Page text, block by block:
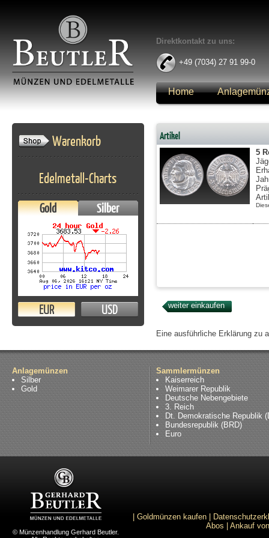
Direktkontakt zu uns:
+49 (7034) 27 91 99-0
Home
Warenkorb
Edelmetall-Charts
Gold Silber
EUR USD
Artikel
5
Eine ausführliche Erklärung zu
Anlagemünzen
Silber
Gold
Sammlermünzen
Kaiserreich
Weimarer Republik
Deutsche Nebengebiete
3. Reich
Dt. Demokratische Republik
Bundesrepublik (BRD)
Euro
© Münzenhandlung Gerhard Beutler.
Goldmünzen kaufen
Abos
Ankauf